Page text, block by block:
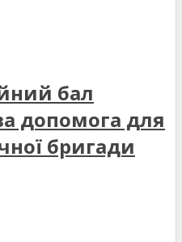
бал
допомога для
бригади